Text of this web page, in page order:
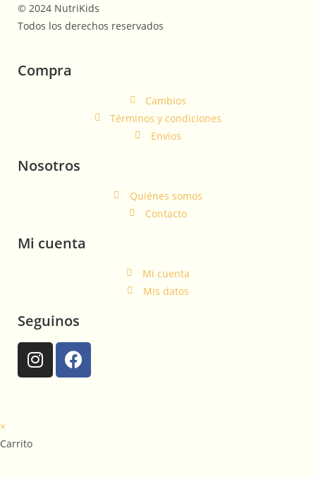
© 2024 NutriKids
Todos los derechos reservados
Compra
Cambios
Términos y condiciones
Envíos
Nosotros
Quiénes somos
Contacto
Mi cuenta
Mi cuenta
Mis datos
Seguinos
×
Carrito